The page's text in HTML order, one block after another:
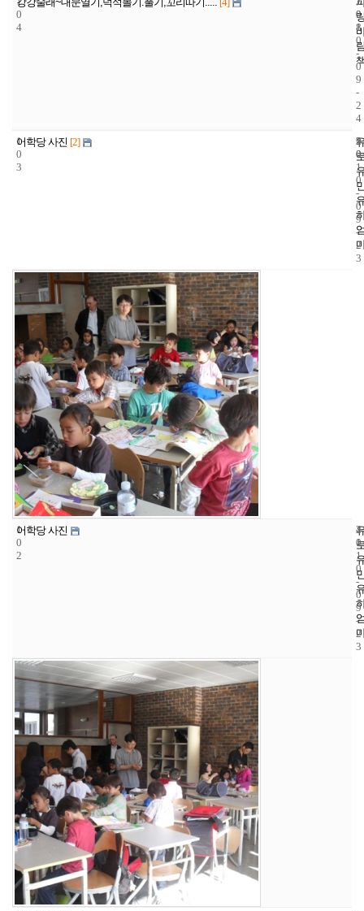
0
4
0
8
0
1
0
-
0
9
-
2
4
1
0
3
어학당 사진 [2]
9
0
2
0
1
0
-
0
9
-
2
3
1
0
2
어학당 사진
4
1
2
0
1
0
-
0
9
-
2
3